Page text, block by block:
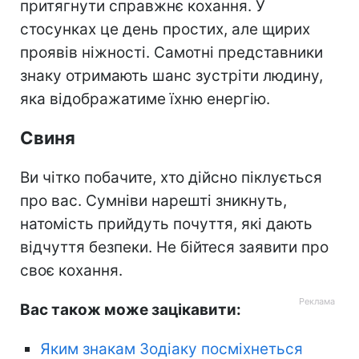
притягнути справжнє кохання. У
стосунках це день простих, але щирих
проявів ніжності. Самотні представники
знаку отримають шанс зустріти людину,
яка відображатиме їхню енергію.
Свиня
Ви чітко побачите, хто дійсно піклується
про вас. Сумніви нарешті зникнуть,
натомість прийдуть почуття, які дають
відчуття безпеки. Не бійтеся заявити про
своє кохання.
Вас також може зацікавити:
Яким знакам Зодіаку посміхнеться